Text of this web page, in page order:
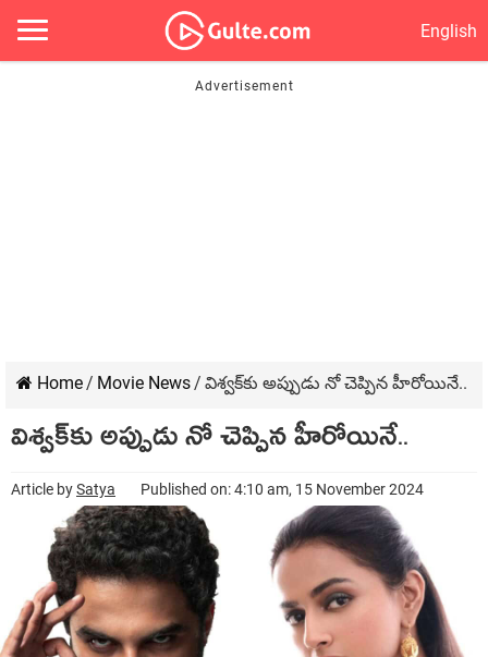
English
Home/ Movie News/ విశ్వక్‌కు అప్పుడు నో చెప్పిన హీరోయినే..
విశ్వక్‌కు అప్పుడు నో చెప్పిన హీరోయినే..
Article bySatya Published on: 4:10 am, 15 November 2024